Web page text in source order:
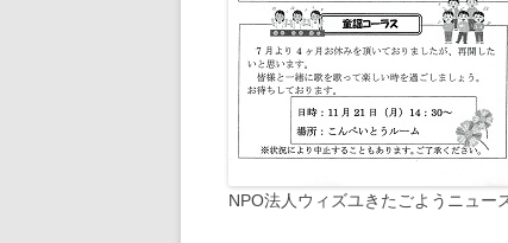
NPO法人ウィズユきたごようニュー